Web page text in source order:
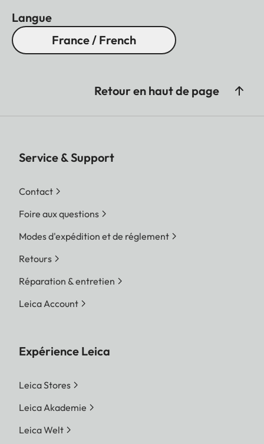
Langue
France / French
Retour en haut de page
Service & Support
Contact
Foire aux questions
Modes d'expédition et de réglement
Retours
Réparation & entretien
Leica Account
Expérience Leica
Leica Stores
Leica Akademie
Leica Welt